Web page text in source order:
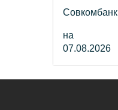
Совкомбанк
на
07.08.2026